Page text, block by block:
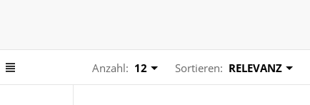
Anzahl: 12 Sortieren: RELEVANZ